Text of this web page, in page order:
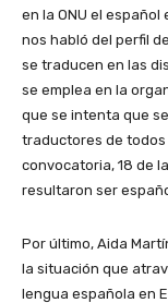
en la ONU el
nos habló del perfil
se traducen en las
se emplea en la
que se intenta que
traductores de todos
convocatoria, 18 de
resultaron ser
Por último, Aida
la situación que
lengua española en